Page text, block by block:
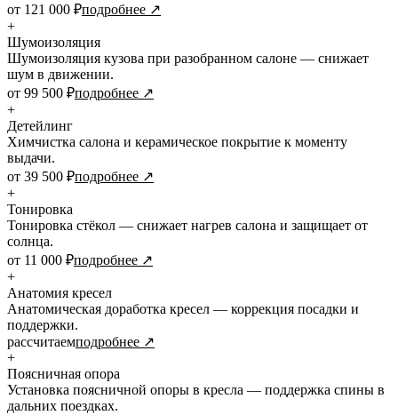
от 121 000 ₽подробнее ↗
+
Шумоизоляция
Шумоизоляция кузова при разобранном салоне — снижает
шум в движении.
от 99 500 ₽подробнее ↗
+
Детейлинг
Химчистка салона и керамическое покрытие к моменту
выдачи.
от 39 500 ₽подробнее ↗
+
Тонировка
Тонировка стёкол — снижает нагрев салона и защищает от
солнца.
от 11 000 ₽подробнее ↗
+
Анатомия кресел
Анатомическая доработка кресел — коррекция посадки и
поддержки.
рассчитаемподробнее ↗
+
Поясничная опора
Установка поясничной опоры в кресла — поддержка спины в
дальних поездках.